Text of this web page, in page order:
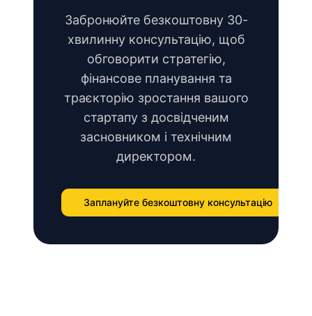
Забронюйте безкоштовну 30-
хвилинну консультацію, щоб
обговорити стратегію,
фінансове планування та
траєкторію зростання вашого
стартапу з досвідченим
засновником і технічним
директором.
Заплануйте безкоштовну консультацію